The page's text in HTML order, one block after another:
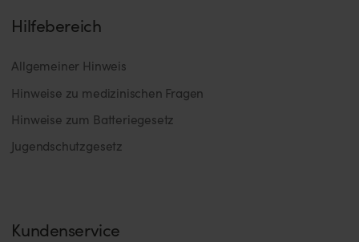
Hilfebereich
Allgemeiner Hinweis
Hinweise zu medizinischen Fragen
Hinweise zum Batteriegesetz
Jugendschutzgesetz
Kundenservice